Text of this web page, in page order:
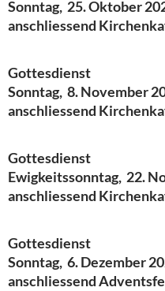
Sonntag, 25. Oktober
anschliessend
Gottesdienst
Sonntag, 8. November
anschliessend
Gottesdienst
Ewigkeitssonntag, 22.
anschliessend
Gottesdienst
Sonntag, 6. Dezember
anschliessend